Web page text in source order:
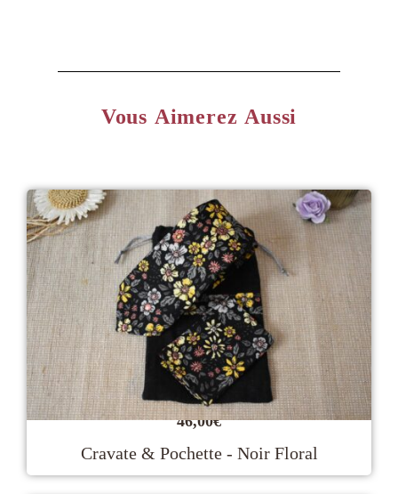
Vous Aimerez Aussi
46,00€
Cravate & Pochette - Noir Floral